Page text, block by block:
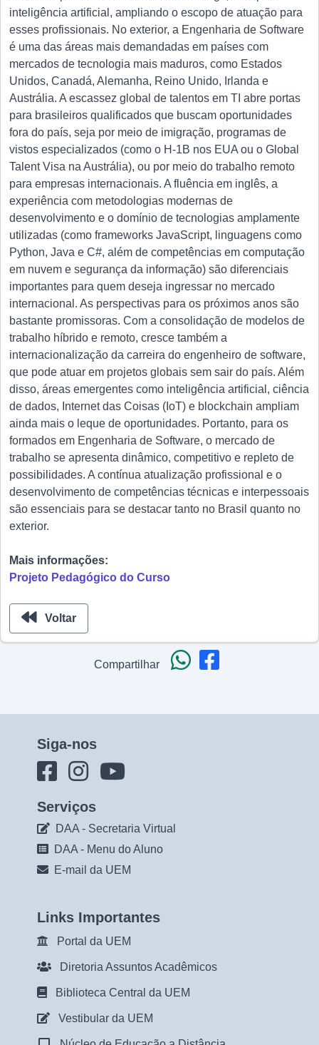
inteligência artificial, ampliando o escopo de atuação para
esses profissionais. No exterior, a Engenharia de Software
é uma das áreas mais demandadas em países com
mercados de tecnologia mais maduros, como Estados
Unidos, Canadá, Alemanha, Reino Unido, Irlanda e
Austrália. A escassez global de talentos em TI abre portas
para brasileiros qualificados que buscam oportunidades
fora do país, seja por meio de imigração, programas de
vistos especializados (como o H-1B nos EUA ou o Global
Talent Visa na Austrália), ou por meio do trabalho remoto
para empresas internacionais. A fluência em inglês, a
experiência com metodologias modernas de
desenvolvimento e o domínio de tecnologias amplamente
utilizadas (como frameworks JavaScript, linguagens como
Python, Java e C#, além de competências em computação
em nuvem e segurança da informação) são diferenciais
importantes para quem deseja ingressar no mercado
internacional. As perspectivas para os próximos anos são
bastante promissoras. Com a consolidação de modelos de
trabalho híbrido e remoto, cresce também a
internacionalização da carreira do engenheiro de software,
que pode atuar em projetos globais sem sair do país. Além
disso, áreas emergentes como inteligência artificial, ciência
de dados, Internet das Coisas (IoT) e blockchain ampliam
ainda mais o leque de oportunidades. Portanto, para os
formados em Engenharia de Software, o mercado de
trabalho se apresenta dinâmico, competitivo e repleto de
possibilidades. A contínua atualização profissional e o
desenvolvimento de competências técnicas e interpessoais
são essenciais para se destacar tanto no Brasil quanto no
exterior.
Mais informações:
Projeto Pedagógico do Curso
Voltar
Compartilhar
Siga-nos
Serviços
DAA - Secretaria Virtual
DAA - Menu do Aluno
E-mail da UEM
Links Importantes
Portal da UEM
Diretoria Assuntos Acadêmicos
Biblioteca Central da UEM
Vestibular da UEM